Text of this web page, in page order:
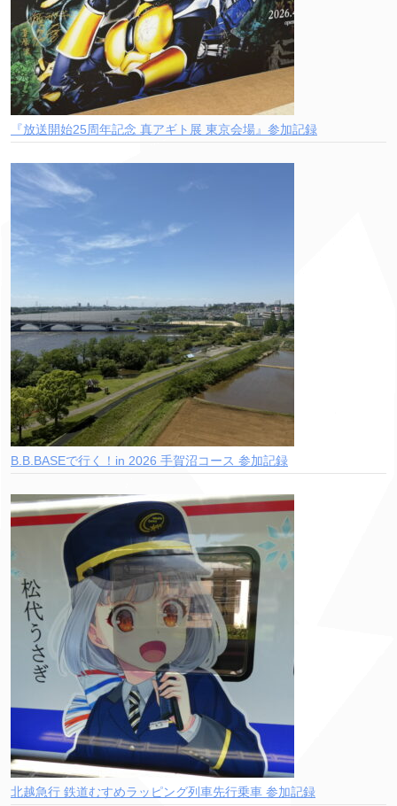
『放送開始25周年記念 真アギト展 東京会場』参加記録
B.B.BASEで行く！in 2026 手賀沼コース 参加記録
北越急行 鉄道むすめラッピング列車先行乗車 参加記録